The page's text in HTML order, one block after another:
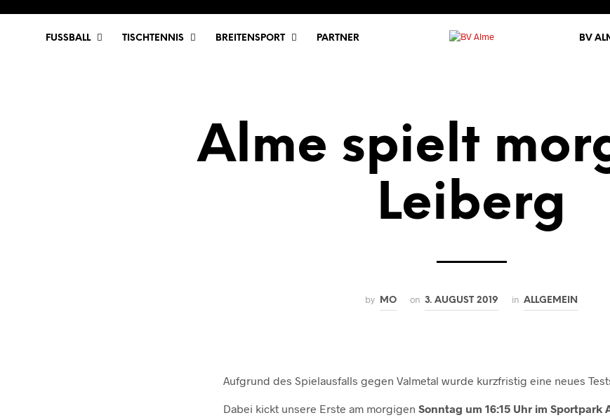
FUSSBALL TISCHTENNIS BREITENSPORT PARTNER BV
Alme spielt
Leiberg
by MO on 3. AUGUST 2019 in ALLGEMEIN
Aufgrund des Spielausfalls gegen Valmetal wurde kurzfristig eine neues
Dabei kickt unsere Erste am morgigen Sonntag um 16:15 Uhr im Sportpark